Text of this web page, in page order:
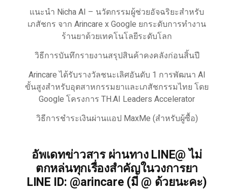
แนะนำ Nicha AI – นวัตกรรมผู้ช่วยอัจฉริยะสำหรับ
เภสัชกร จาก Arincare x Google ยกระดับการทำงาน
ร้านยาด้วยเทคโนโลยีระดับโลก
วิธีการบันทึกรายงานสรุปสินค้าคงคลังก่อนสิ้นปี
Arincare ได้รับรางวัลชนะเลิศอันดับ 1 การพัฒนา AI
ขั้นสูงสำหรับอุตสาหกรรมยาและเภสัชกรรมไทย โดย
Google โครงการ TH.AI Leaders Accelerator
วิธีการชำระเงินผ่านแอป MaxMe (สำหรับผู้ซื้อ)
อัพเดทข่าวสาร ผ่านทาง LINE@ ไม่
ตกหล่นทุกเรื่องสำคัญในวงการยา
LINE ID: @arincare (มี @ ด้วยนะคะ)